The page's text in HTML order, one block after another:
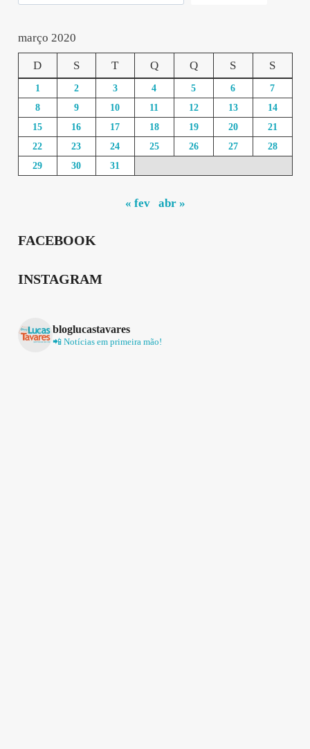
março 2020
D S T Q Q S S
1 2 3 4 5 6
7
8
9 10 11 12 13
14
15
16 17 18 19 20
21
22
23 24 25 26 27
28
29
30 31
« fev abr »
FACEBOOK
INSTAGRAM
bloglucastavares
📲 Notícias em primeira mão!